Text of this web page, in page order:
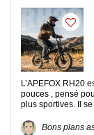
L’APEFOX RH20
pouces , pensé
plus sportives. Il se
Bons plans